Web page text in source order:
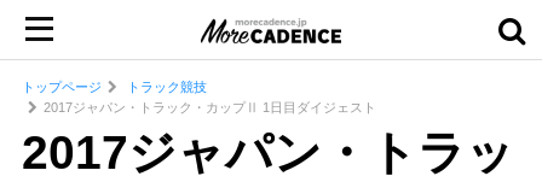
トップページ
トラック競技
2017ジャパン・トラック・カップⅡ 1日目ダイジェスト
2017ジャパン・トラッ